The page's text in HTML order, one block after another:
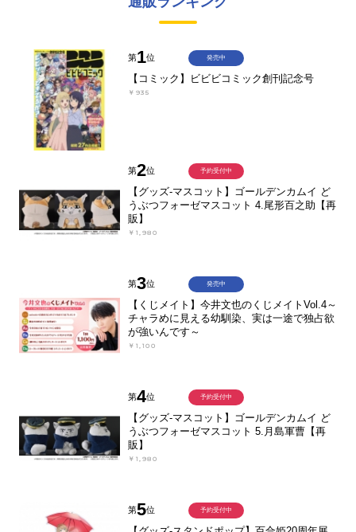
第1位
【コミック】ビビビコミック創刊記念号
￥935
発売中
第2位
【グッズ-マスコット】ゴールデンカムイ ど
うぶつフォーゼマスコット 4.尾形百之助【再
販】
￥1,980
予約受付中
第3位
【くじメイト】今井文也のくじメイトVol.4～
チャラめに見える幼馴染、実は一途で独占欲
が強いんです～
￥1,100
発売中
第4位
【グッズ-マスコット】ゴールデンカムイ ど
うぶつフォーゼマスコット 5.月島軍曹【再
販】
￥1,980
予約受付中
第5位 予約受付中